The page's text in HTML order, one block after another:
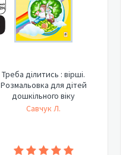
Треба ділитись : вірші.
Розмальовка для дітей
дошкільного віку
Савчук Л.